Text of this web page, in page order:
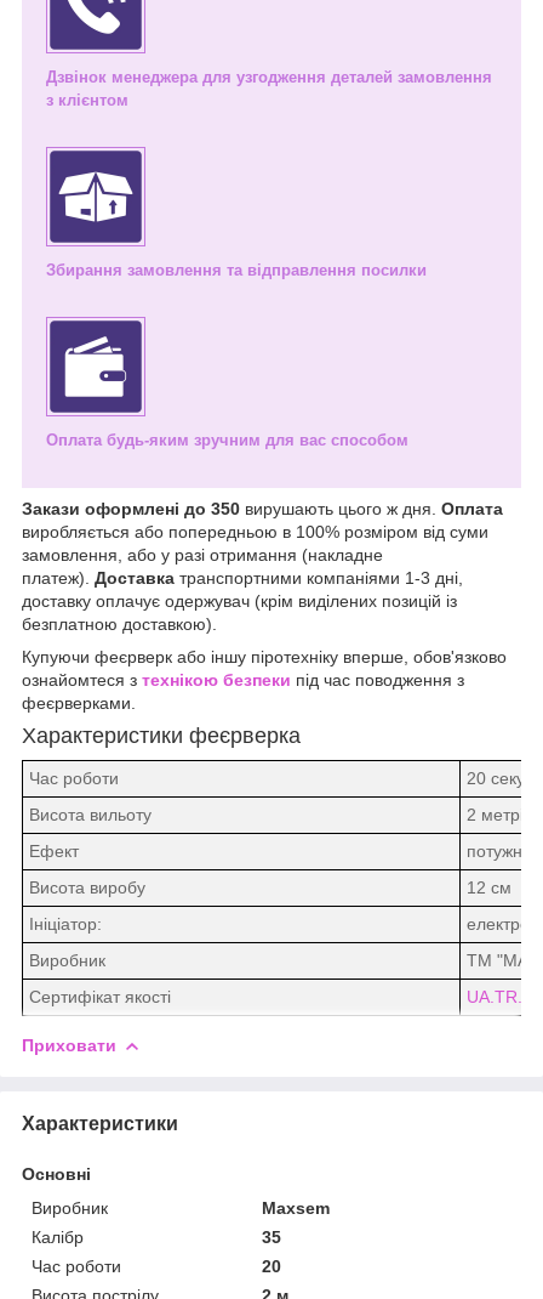
Дзвінок менеджера для узгодження деталей замовлення
з клієнтом
Збирання замовлення та відправлення посилки
Оплата будь-яким зручним для вас способом
Закази оформлені до 350 вирушають цього ж дня. Оплата
виробляється або попередньою в 100% розміром від суми
замовлення, або у разі отримання (накладне
платеж). Доставка транспортними компаніями 1-3 дні,
доставку оплачує одержувач (крім виділених позицій із
безплатною доставкою).
Купуючи феєрверк або іншу піротехніку вперше, обов'язково
ознайомтеся з технікою безпеки під час поводження з
феєрверками.
Характеристики феєрверка
Час роботи
20 секунд
Висота вильоту
2 метрів
Ефект
потужний
Висота виробу
12 см
Ініціатор:
Виробник
ТМ
Сертифікат якості
Приховати
Характеристики
Основні
Виробник
Maxsem
Калібр
35
Час роботи
20
Висота пострілу
2 м